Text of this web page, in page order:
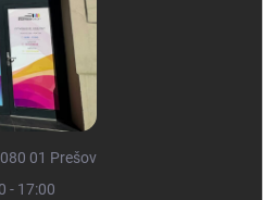
01 Prešov
- 17:00